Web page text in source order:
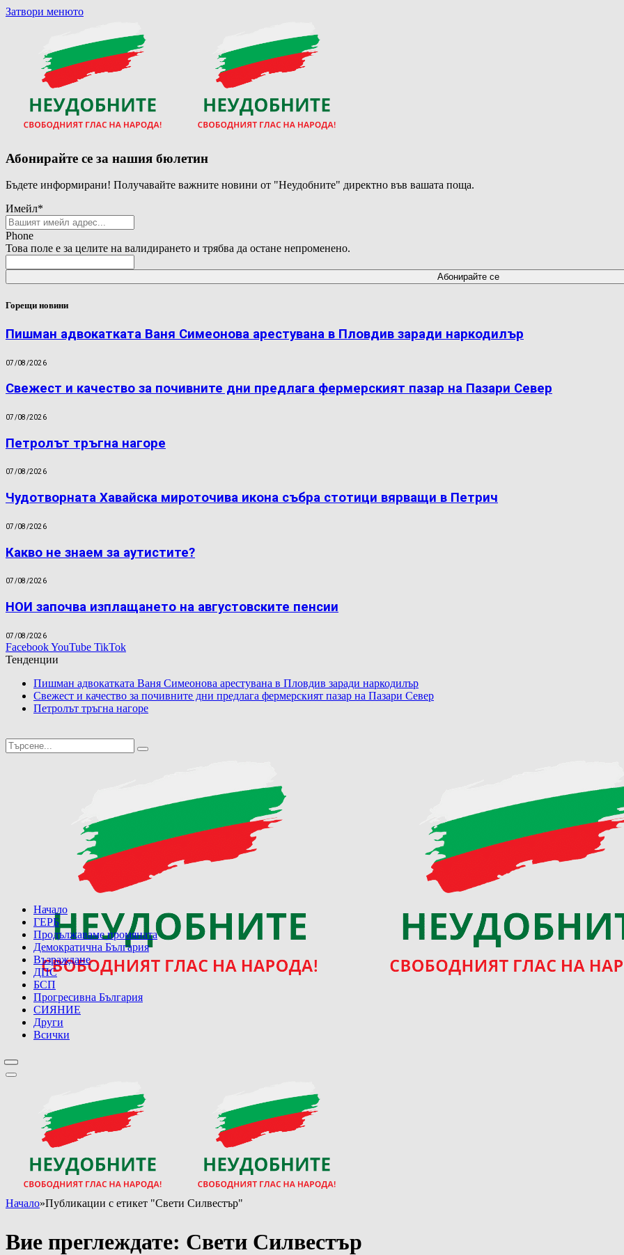
Затвори менюто
Абонирайте се за нашия бюлетин
Бъдете информирани! Получавайте важните новини от "Неудобните" директно във вашата поща.
Имейл*
Phone
Това поле е за целите на валидирането и трябва да остане непроменено.
Горещи новини
Пишман адвокатката Ваня Симеонова арестувана в Пловдив заради наркодилър
07/08/2026
Свежест и качество за почивните дни предлага фермерският пазар на Пазари Север
07/08/2026
Петролът тръгна нагоре
07/08/2026
Чудотворната Хавайска мироточива икона събра стотици вярващи в Петрич
07/08/2026
Какво не знаем за аутистите?
07/08/2026
НОИ започва изплащането на августовските пенсии
07/08/2026
FacebookYouTube TikTok
Тенденции
Пишман адвокатката Ваня Симеонова арестувана в Пловдив заради наркодилър
Свежест и качество за почивните дни предлага фермерският пазар на Пазари Север
Петролът тръгна нагоре
Начало
ГЕРБ
Продължаваме промяната
Демократична България
Възраждане
ДПС
БСП
Прогресивна България
СИЯНИЕ
Други
Всички
Начало»Публикации с етикет "Свети Силвестър"
Вие преглеждате: Свети Силвестър